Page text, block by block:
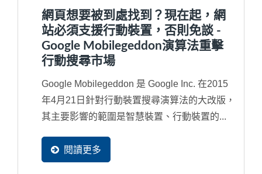
網頁想要被到處找到？現在起，網
站必須支援行動裝置，否則免談 -
Google Mobilegeddon演算法重擊
行動搜尋市場
Google Mobilegeddon 是 Google Inc. 在2015
年4月21日針對行動裝置搜尋演算法的大改版，
其主要影響的範圍是智慧裝置、行動裝置的...
閱讀更多